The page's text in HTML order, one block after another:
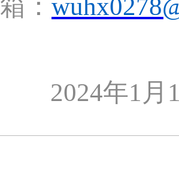
箱：
2024年1月